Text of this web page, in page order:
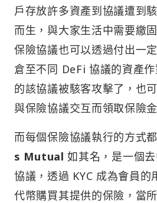
戶存放許多資產到協議遭到
而生，與大家生活中需要繳
保險協議也可以透過付出一
倉至不同 DeFi 協議的資產
的該協議被駭客攻擊了，也
與保險協議交互而領取保險金
而每個保險協議執行的方式
s Mutual 如其名，是一個
協議，透過 KYC 成為會員的
代幣購買其提供的保險，當